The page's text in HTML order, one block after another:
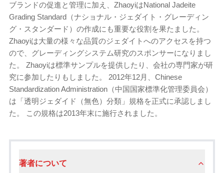
ブランドの促進と管理に加え、ZhaoyiはNational Jadeite
Grading Standard（ナショナル・ジェダイト・グレーディン
グ・スタンダード）の作成にも重要な役割を果たました。
Zhaoyiは大量の様々な品質のジェダイトへのアクセスを持つ
ので、グレーディングシステム研究のスポンサーになりまし
た。 Zhaoyiは標準サンプルを提供したり、会社の専門家が研
究に参加したりもしました。 2012年12月、Chinese
Standardization Administration（中国国家標準化管理委員会）
は「透明ジェダイド（無色）分類」規格を正式に承認しまし
た。 この規格は2013年末に施行されました。
著者について